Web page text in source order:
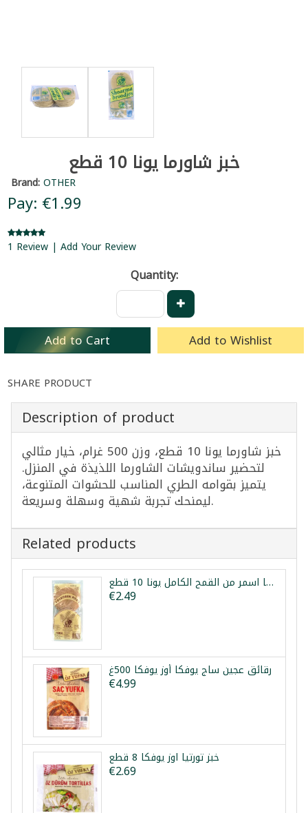
خبز شاورما يونا 10 قطع
Brand:OTHER
Pay: €1.99
1 Review | Add Your Review
Quantity:
Add to Cart Add to Wishlist
SHARE PRODUCT
Description of product
خبز شاورما يونا 10 قطع، وزن 500 غرام، خيار مثالي
لتحضير ساندويشات الشاورما اللذيذة في المنزل.
يتميز بقوامه الطري المناسب للحشوات المتنوعة،
ليمنحك تجربة شهية وسهلة وسريعة.
Related products
خبز شاورما اسمر من القمح الكامل يونا 10 قطع
€2.49
رقائق عجين ساج يوفكا أوز يوفكا 500غ
€4.99
خبز تورتيا اوز يوفكا 8 قطع
€2.69